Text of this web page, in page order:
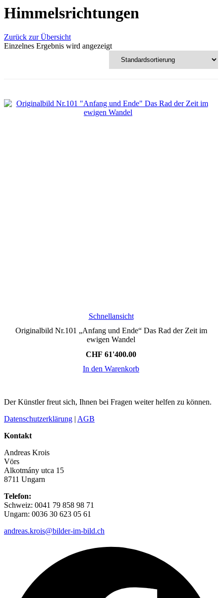
Himmelsrichtungen
Zurück zur Übersicht
Einzelnes Ergebnis wird angezeigt
Schnellansicht
Originalbild Nr.101 „Anfang und Ende“ Das Rad der Zeit im
ewigen Wandel
CHF 61'400.00
In den Warenkorb
Der Künstler freut sich, Ihnen bei Fragen weiter helfen zu können.
Datenschutzerklärung | AGB
Kontakt
Andreas Krois
Vörs
Alkotmány utca 15
8711 Ungarn
Telefon:
Schweiz: 0041 79 858 98 71
Ungarn: 0036 30 623 05 61
andreas.krois@bilder-im-bild.ch